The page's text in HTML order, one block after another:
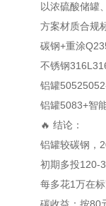
以浓硫酸储罐
方案材质合规
碳钢+重涂
不锈钢316L
铝罐5052
铝罐5083+智
🔥 结论：
铝罐较碳钢，
初期多投120-
每多花1万在